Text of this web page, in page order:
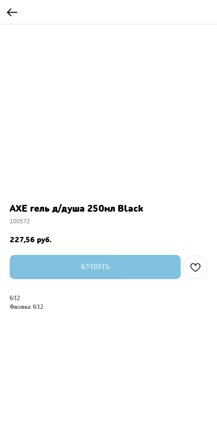
AXE гель д/душа 250мл Black
100572
227,56 руб.
КУПИТЬ
6/12
Фасовка: 6/12